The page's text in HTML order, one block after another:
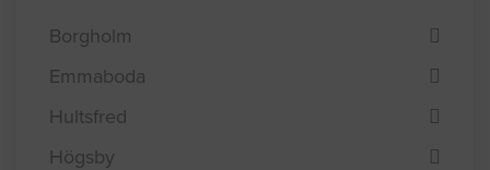
Borgholm
Emmaboda
Hultsfred
Högsby